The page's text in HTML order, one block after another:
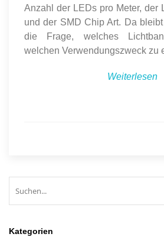
Anzahl der LEDs pro Meter, der
und der SMD Chip Art. Da
die Frage, welches
welchen Verwendungszweck zu
Weiterlesen
Kategorien